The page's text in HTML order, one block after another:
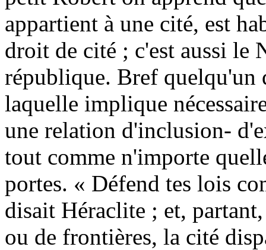
appartient à une cité, est
droit de cité ; c'est aussi le
république. Bref quelqu'un
laquelle implique
une relation d'inclusion-
tout comme n'importe
portes. « Défend tes lois
disait Héraclite ; et,
ou de frontières, la cité